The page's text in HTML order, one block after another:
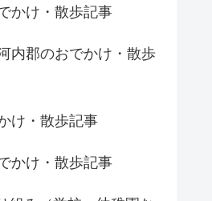
かけ・散歩記事
内郡のおでかけ・散歩
け・散歩記事
かけ・散歩記事